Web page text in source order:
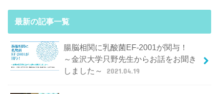
最新の記事一覧
腸脳相関に乳酸菌EF-2001が関与！
～金沢大学只野先生からお話をお聞き
しました～
2021.04.19